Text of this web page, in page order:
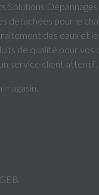
Solutions
détachées pour le
des eaux et
de qualité pour vos
service client attentif.